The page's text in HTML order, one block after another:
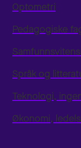
Optometri
Pedagogiske
Språk og
Teknologi,
Økonomi,